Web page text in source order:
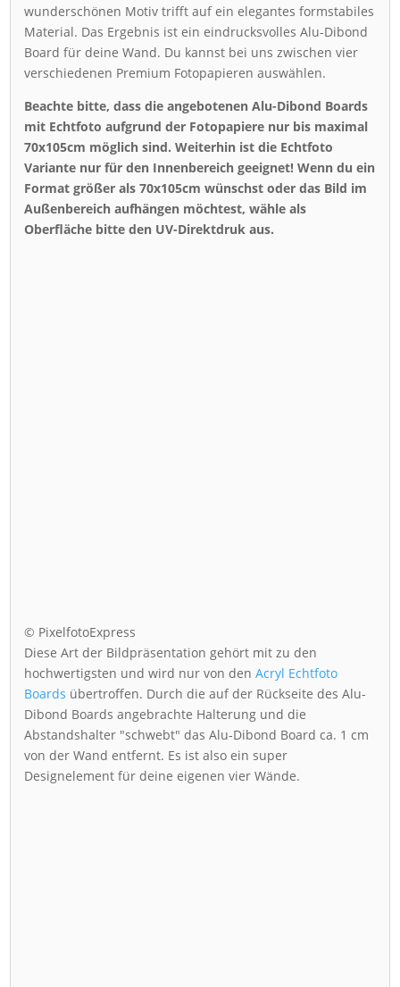
wunderschönen Motiv trifft auf ein elegantes formstabiles
Material. Das Ergebnis ist ein eindrucksvolles Alu-Dibond
Board für deine Wand. Du kannst bei uns zwischen vier
verschiedenen Premium Fotopapieren auswählen.
Beachte bitte, dass die angebotenen Alu-Dibond Boards
mit Echtfoto aufgrund der Fotopapiere nur bis maximal
70x105cm möglich sind. Weiterhin ist die Echtfoto
Variante nur für den Innenbereich geeignet! Wenn du ein
Format größer als 70x105cm wünschst oder das Bild im
Außenbereich aufhängen möchtest, wähle als
Oberfläche bitte den UV-Direktdruk aus.
© PixelfotoExpress
Diese Art der Bildpräsentation gehört mit zu den
hochwertigsten und wird nur von denAcryl Echtfoto
Boards übertroffen. Durch die auf der Rückseite des Alu-
Dibond Boards angebrachte Halterung und die
Abstandshalter "schwebt" das Alu-Dibond Board ca. 1 cm
von der Wand entfernt. Es ist also ein super
Designelement für deine eigenen vier Wände.